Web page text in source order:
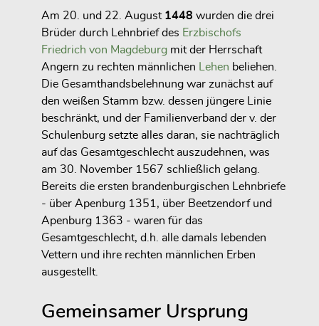
Am 20. und 22. August 1448 wurden die drei
Brüder durch Lehnbrief des Erzbischofs
Friedrich von Magdeburg mit der Herrschaft
Angern zu rechten männlichen
Lehen beliehen.
Die Gesamthandsbelehnung war zunächst auf
den weißen Stamm bzw. dessen jüngere Linie
beschränkt, und der Familienverband der v. der
Schulenburg setzte alles daran, sie nachträglich
auf das Gesamtgeschlecht auszudehnen, was
am 30. November 1567 schließlich gelang.
Bereits die ersten brandenburgischen Lehnbriefe
- über Apenburg 1351, über Beetzendorf und
Apenburg 1363 - waren für das
Gesamtgeschlecht, d.h. alle damals lebenden
Vettern und ihre rechten männlichen Erben
ausgestellt.
Gemeinsamer Ursprung